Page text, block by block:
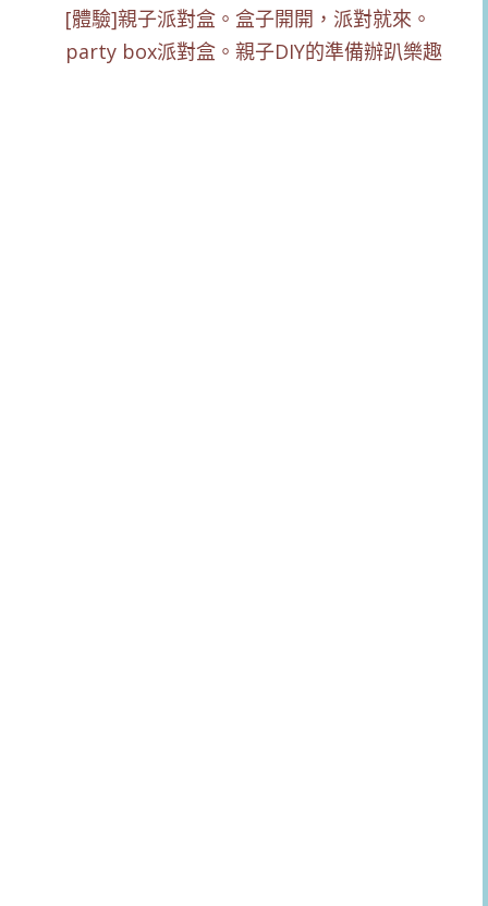
[體驗]親子派對盒。盒子開開，派對就來。
party box派對盒。親子DIY的準備辦趴樂趣